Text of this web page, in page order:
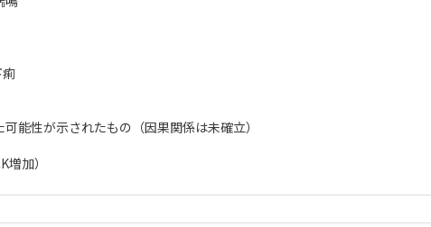
能性が示されたもの（因果関係は未確立）
加）